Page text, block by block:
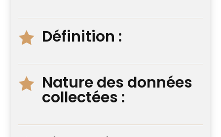
 Définition :
 Nature des données
collectées :